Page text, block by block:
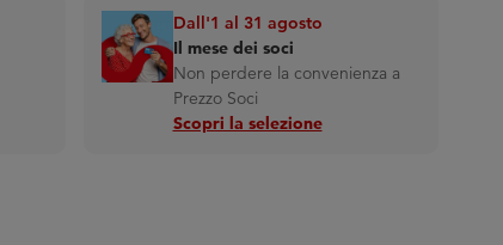
Dall'1 al 31 agosto
Il mese dei soci
Non perdere la convenienza a
Prezzo Soci
Scopri la selezione